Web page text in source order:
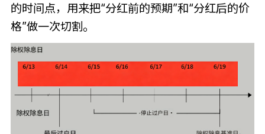
的时间点，用来把“分红前的预期”和“分红后的价
格”做一次切割。